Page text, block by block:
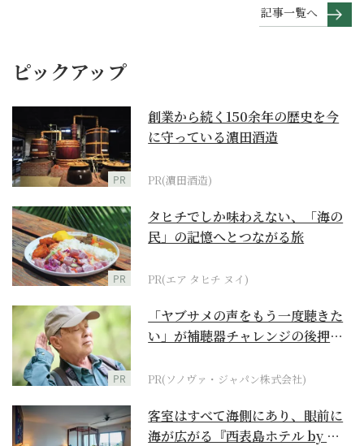
記事一覧へ
ピックアップ
PR
創業から続く150余年の歴史を今
に守っている濵田酒造
PR(濵田酒造)
PR
タヒチでしか味わえない、「海の
民」の記憶へとつながる旅
PR(エア タヒチ ヌイ)
PR
「ヤブサメの声をもう一度聴きた
い」が補聴器チャレンジの後押し
PR(ソノヴァ・ジャパン株式会社)
客室はすべて海側にあり、眼前に
海が広がる『西表島ホテル by 星